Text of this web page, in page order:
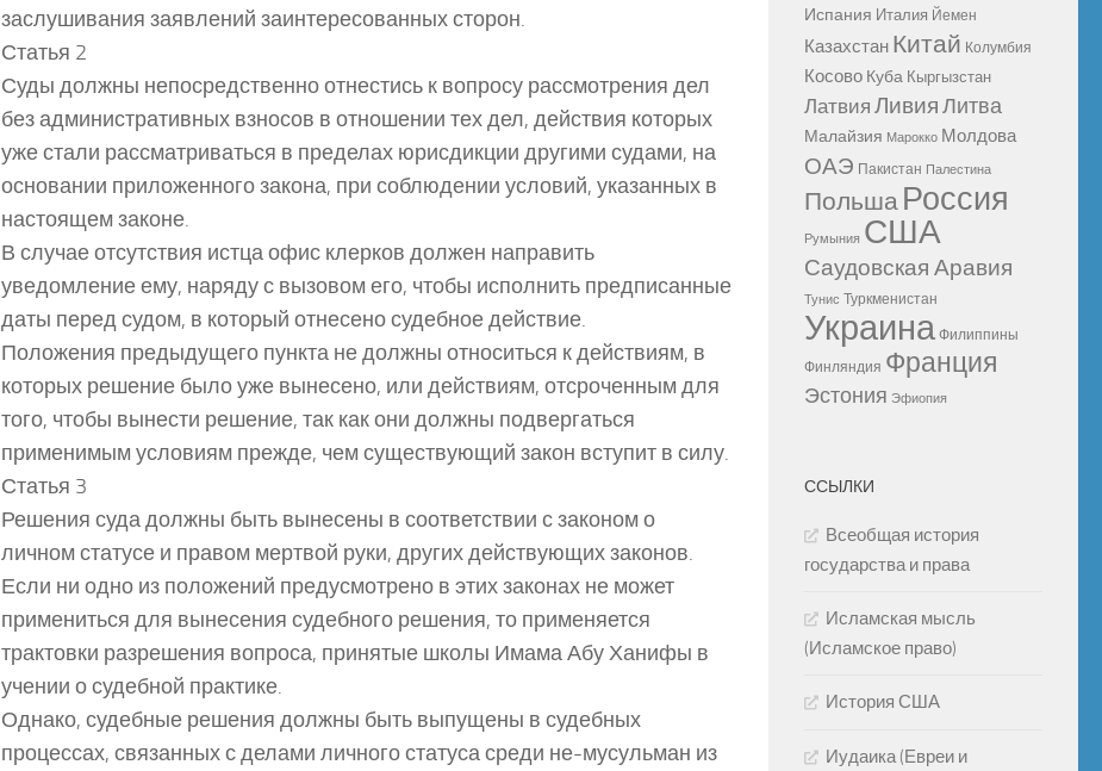
заслушивания заявлений заинтересованных сторон.
Статья 2
Суды должны непосредственно отнестись к вопросу рассмотрения дел
без административных взносов в отношении тех дел, действия которых
уже стали рассматриваться в пределах юрисдикции другими судами, на
основании приложенного закона, при соблюдении условий, указанных в
настоящем законе.
В случае отсутствия истца офис клерков должен направить
уведомление ему, наряду с вызовом его, чтобы исполнить предписанные
даты перед судом, в который отнесено судебное действие.
Положения предыдущего пункта не должны относиться к действиям, в
которых решение было уже вынесено, или действиям, отсроченным для
того, чтобы вынести решение, так как они должны подвергаться
применимым условиям прежде, чем существующий закон вступит в силу.
Статья 3
Решения суда должны быть вынесены в соответствии с законом о
личном статусе и правом мертвой руки, других действующих законов.
Если ни одно из положений предусмотрено в этих законах не может
примениться для вынесения судебного решения, то применяется
трактовки разрешения вопроса, принятые школы Имама Абу Ханифы в
учении о судебной практике.
Однако, судебные решения должны быть выпущены в судебных
процессах, связанных с делами личного статуса среди не-мусульман из
Испания Италия Йемен
Казахстан Китай Колумбия
Косово Куба Кыргызстан
Латвия ЛивияЛитва
Малайзия Марокко Молдова
ОАЭ Пакистан Палестина
Польша Россия
Румыния США
Саудовская Аравия
Тунис Туркменистан
Украина Филиппины
Финляндия Франция
Эстония Эфиопия
ССЫЛКИ
Всеобщая история
государства и права
Исламская мысль
(Исламское право)
История США
Иудаика (Евреи и